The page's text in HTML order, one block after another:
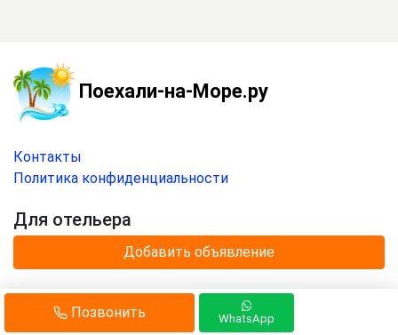
Позвонить WhatsApp
Поехали-на-Море.ру
Контакты
Политика конфиденциальности
Для отельера
Добавить объявление
© 2020 —2026г.
Отдых на море с«Поехали-на-Море.ру»